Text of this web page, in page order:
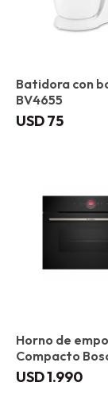
Batidora con
BV4655
USD75
Horno de
Compacto
CBG7341B1
USD1.990